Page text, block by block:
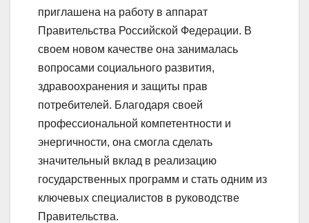
приглашена на работу в аппарат
Правительства Российской Федерации. В
своем новом качестве она занималась
вопросами социального развития,
здравоохранения и защиты прав
потребителей. Благодаря своей
профессиональной компетентности и
энергичности, она смогла сделать
значительный вклад в реализацию
государственных программ и стать одним из
ключевых специалистов в руководстве
Правительства.